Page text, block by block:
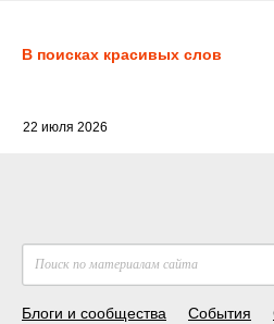
В поисках красивых слов
22 июля 2026
Блоги и сообщества События